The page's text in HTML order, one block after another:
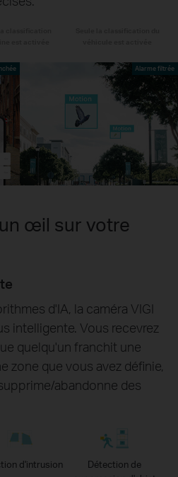
Alarme filtrée
œil sur votre
d'IA, la caméra VIGI
intelligente. Vous recevrez
quelqu'un franchit une
zone que vous avez définie,
abandonne des
d'intrusion
Détection de